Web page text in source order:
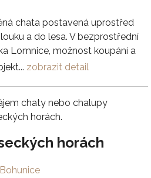
chata postavená uprostřed
a do lesa. V bezprostřední
Lomnice, možnost koupání a
zobrazit detail
chaty nebo chalupy
horách.
horách
Bohunice